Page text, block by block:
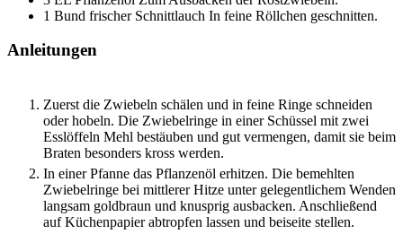
1 Bund frischer Schnittlauch In feine Röllchen geschnitten.
Anleitungen
Zuerst die Zwiebeln schälen und in feine Ringe schneiden
oder hobeln. Die Zwiebelringe in einer Schüssel mit zwei
Esslöffeln Mehl bestäuben und gut vermengen, damit sie beim
Braten besonders kross werden.
In einer Pfanne das Pflanzenöl erhitzen. Die bemehlten
Zwiebelringe bei mittlerer Hitze unter gelegentlichem Wenden
langsam goldbraun und knusprig ausbacken. Anschließend
auf Küchenpapier abtropfen lassen und beiseite stellen.